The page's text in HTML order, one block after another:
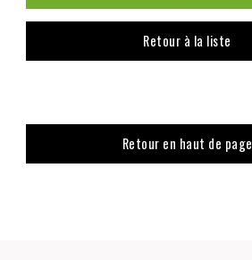
Retour à la liste
Retour en haut de page